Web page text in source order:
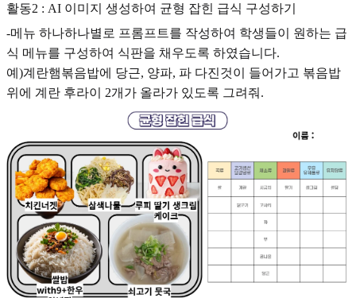
활동2 : AI 이미지 생성하여 균형 잡힌 급식 구성하기
-메뉴 하나하나별로 프롬프트를 작성하여 학생들이 원하는 급
식 메뉴를 구성하여 식판을 채우도록 하였습니다.
예)계란햄볶음밥에 당근, 양파, 파 다진것이 들어가고 볶음밥
위에 계란 후라이 2개가 올라가 있도록 그려줘.